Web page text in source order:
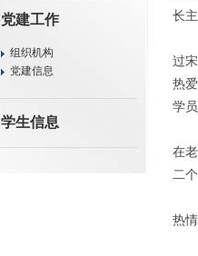
党建工作
组织机构
党建信息
学生信息
长
过
热
学
在
二
热